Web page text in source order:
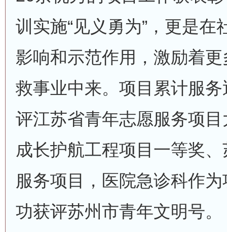
训实施“见义勇为”，更是在
影响和示范作用，激励着
救事业中来。项目累计服
评江苏省青年志愿服务项
成长护航工程项目一等奖
服务项目，医院急诊科作
功获评苏州市青年文明号。